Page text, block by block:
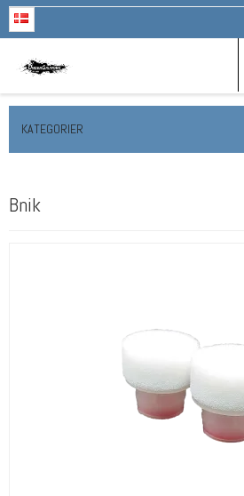
KATEGORIER
Bnik